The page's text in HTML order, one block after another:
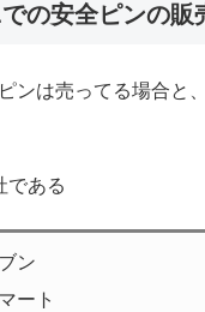
の安全ピンの販
ンは売ってる場合と
である
ン
ート